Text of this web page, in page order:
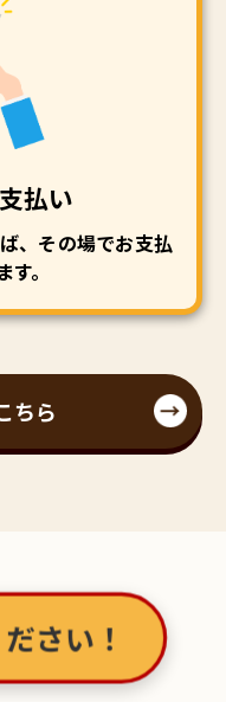
払い
、その場でお支払
。
ちら
さい！